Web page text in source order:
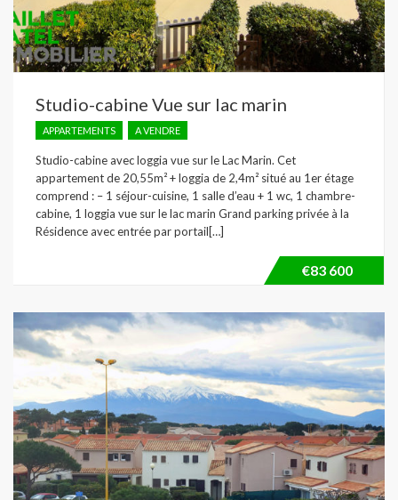
Studio-cabine Vue sur lac marin
APPARTEMENTS A VENDRE
Studio-cabine avec loggia vue sur le Lac Marin. Cet
appartement de 20,55m² + loggia de 2,4m² situé au 1er étage
comprend : – 1 séjour-cuisine, 1 salle d’eau + 1 wc, 1 chambre-
cabine, 1 loggia vue sur le lac marin Grand parking privée à la
Résidence avec entrée par portail[…]
€83 600